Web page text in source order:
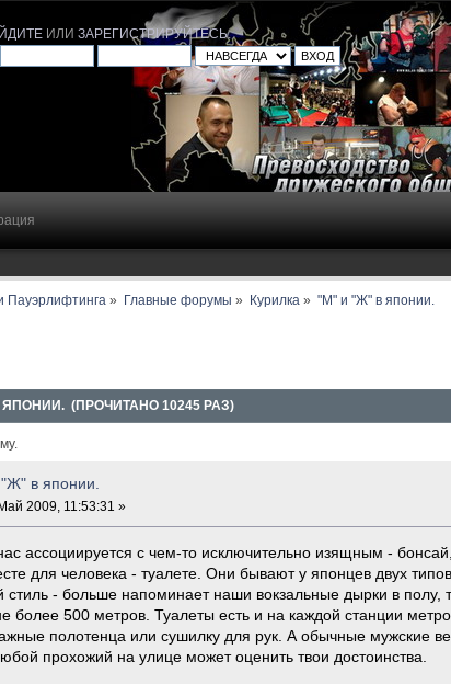
ИЛИ ЗАРЕГИСТРИРУЙТЕСЬ.
» Главные форумы » Курилка » "М" и "Ж" в японии.
(ПРОЧИТАНО 10245 РАЗ)
в японии.
2009, 11:53:31 »
ассоциируется с чем-то исключительно изящным -
для человека - туалете. Они бывают у японцев двух
стиль - больше напоминает наши вокзальные дырки в полу,
более 500 метров. Туалеты есть и на каждой станции
полотенца или сушилку для рук. А обычные мужские
прохожий на улице может оценить твои достоинства.